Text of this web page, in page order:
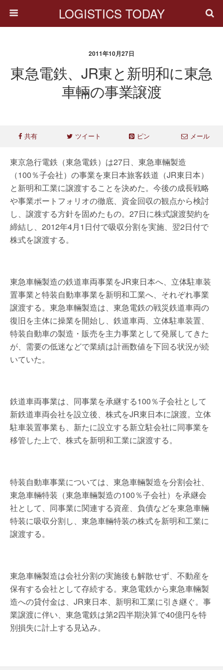
LOGISTICS TODAY
2011年10月27日
東急電鉄、JR東と新明和に東急
車輛の事業譲渡
共有 ツイート ピン メール
東京急行電鉄（東急電鉄）は27日、東急車輛製造
（100％子会社）の事業を東日本旅客鉄道（JR東日本）
と新明和工業に譲渡することを決めた。今後の成長戦略
や事業ポートフォリオの徹底、資金回収の観点から検討
し、譲渡する方針を固めたもの。27日に株式譲渡契約を
締結し、2012年4月1日付で吸収分割を実施、翌2日付で
株式を譲渡する。
東急車輛製造の鉄道車両事業をJR東日本へ、立体駐車装
置事業と特装自動車事業を新明和工業へ、それぞれ事業
譲渡する。東急車輛製造は、東急電鉄の戦災鉄道車両の
復旧を主体に操業を開始し、鉄道車両、立体駐車装置、
特装自動車の製造・販売を主力事業として発展してきた
が、需要の低迷などで業績は計画数値を下回る状況が続
いていた。
鉄道車両事業は、同事業を承継する100％子会社として
新鉄道車両会社を設立後、株式をJR東日本に譲渡。立体
駐車装置事業も、新たに設立する新立駐会社に同事業を
移管した上で、株式を新明和工業に譲渡する。
特装自動車事業については、東急車輛製造を分割会社、
東急車輛特装（東急車輛製造の100％子会社）を承継会
社として、同事業に関連する資産、負債などを東急車輛
特装に吸収分割し、東急車輛特装の株式を新明和工業に
譲渡する。
東急車輛製造は会社分割の実施後も解散せず、不動産を
保有する会社として存続する。東急電鉄から東急車輛製
造への貸付金は、JR東日本、新明和工業に引き継ぐ。事
業譲渡に伴い、東急電鉄は第2四半期決算で40億円を特
別損失に計上する見込み。